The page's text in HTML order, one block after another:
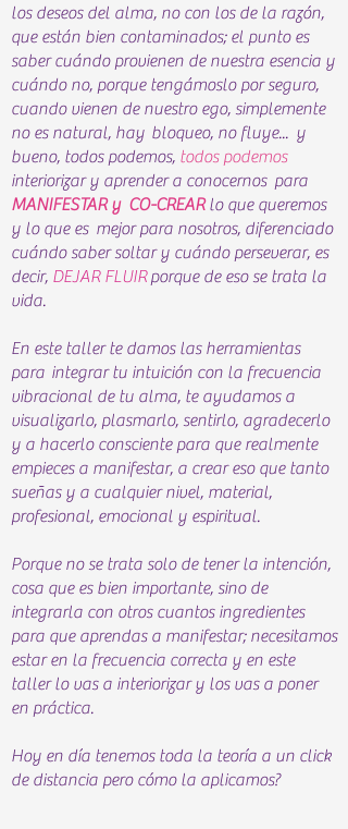
los deseos del alma, no con los de la razón,
que están bien contaminados; el punto es
saber cuándo provienen de nuestra esencia y
cuándo no, porque tengámoslo por seguro,
cuando vienen de nuestro ego, simplemente
no es natural, hay bloqueo, no fluye... y
bueno, todos podemos, todos podemos
interiorizar y aprender a conocernos para
MANIFESTAR y CO-CREARlo que queremos
y lo que es mejor para nosotros, diferenciado
cuándo saber soltar y cuándo perseverar, es
decir, DEJAR FLUIRporque de eso se trata la
vida.
En este taller te damos las herramientas
para integrar tu intuición con la frecuencia
vibracional de tu alma, te ayudamos a
visualizarlo, plasmarlo, sentirlo, agradecerlo
y a hacerlo consciente para que realmente
empieces a manifestar, a crear eso que tanto
sueñas y a cualquier nivel, material,
profesional, emocional y espiritual.
Porque no se trata solo de tener la intención,
cosa que es bien importante, sino de
integrarla con otros cuantos ingredientes
para que aprendas a manifestar; necesitamos
estar en la frecuencia correcta y en este
taller lo vas a interiorizar y los vas a poner
en práctica.
Hoy en día tenemos toda la teoría a un click
de distancia pero cómo la aplicamos?